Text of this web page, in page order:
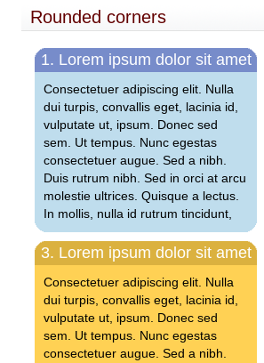
Rounded corners
1. Lorem ipsum dolor sit amet
Consectetuer adipiscing elit. Nulla
dui turpis, convallis eget, lacinia id,
vulputate ut, ipsum. Donec sed
sem. Ut tempus. Nunc egestas
consectetuer augue. Sed a nibh.
Duis rutrum nibh. Sed in orci at arcu
molestie ultrices. Quisque a lectus.
In mollis, nulla id rutrum tincidunt,
3. Lorem ipsum dolor sit amet
Consectetuer adipiscing elit. Nulla
dui turpis, convallis eget, lacinia id,
vulputate ut, ipsum. Donec sed
sem. Ut tempus. Nunc egestas
consectetuer augue. Sed a nibh.